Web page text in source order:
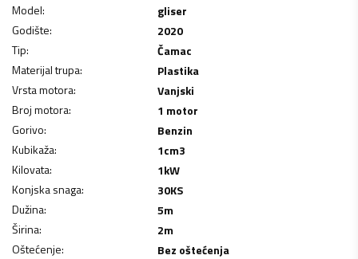
Model:
gliser
Godište:
2020
Tip:
Čamac
Materijal trupa:
Plastika
Vrsta motora:
Vanjski
Broj motora:
1 motor
Gorivo:
Benzin
Kubikaža: 1cm3
Kilovata: 1kW
Konjska snaga: 30KS
Dužina: 5m
Širina: 2m
Oštećenje: Bez oštećenja